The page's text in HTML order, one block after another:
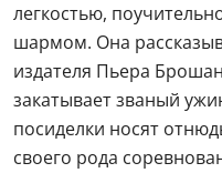
легкостью,
шармом. Она
издателя Пьера
закатывает званый
посиделки носят
своего рода